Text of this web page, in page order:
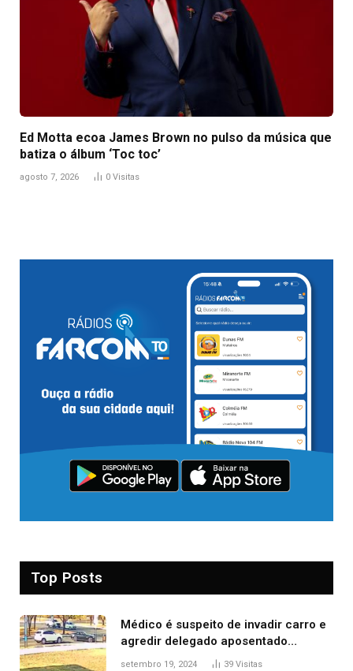
Ed Motta ecoa James Brown no pulso da música que
batiza o álbum ‘Toc toc’
agosto 7, 2026 0 Visitas
Top Posts
Médico é suspeito de invadir carro e
agredir delegado aposentado
durante confusão no trânsito
setembro 19, 2024 39 Visitas